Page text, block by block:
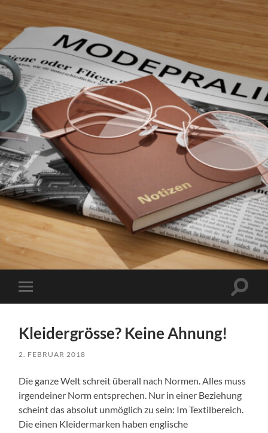
Mobile-
Menü
Kleidergrösse? Keine Ahnung!
2. FEBRUAR 2018
Die ganze Welt schreit überall nach Normen. Alles muss
irgendeiner Norm entsprechen. Nur in einer Beziehung
scheint das absolut unmöglich zu sein: Im Textilbereich.
Die einen Kleidermarken haben englische